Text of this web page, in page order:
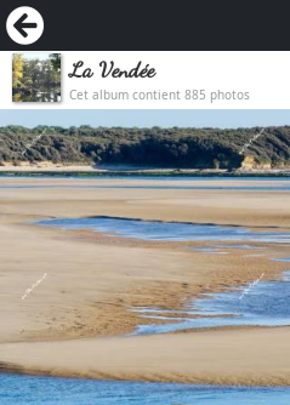
La Vendée
Cet album contient 885 photos